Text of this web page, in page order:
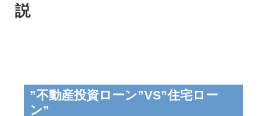
説
”不動産投資ローン”VS”住宅ロー
ン”